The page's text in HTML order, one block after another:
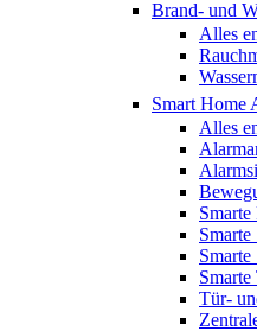
Brand- und
Alles
Smart Home
Alles
Smarte
Smarte
Smarte
Smarte
Tür-